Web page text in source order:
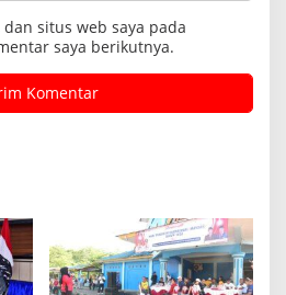
situs web saya pada
saya berikutnya.